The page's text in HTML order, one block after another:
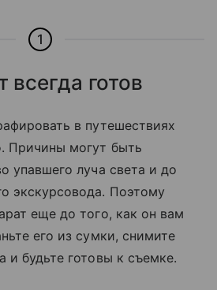
1
всегда готов
в путешествиях
Причины могут быть
упавшего луча света и до
экскурсовода. Поэтому
еще до того, как он вам
его из сумки, снимите
и будьте готовы к съемке.